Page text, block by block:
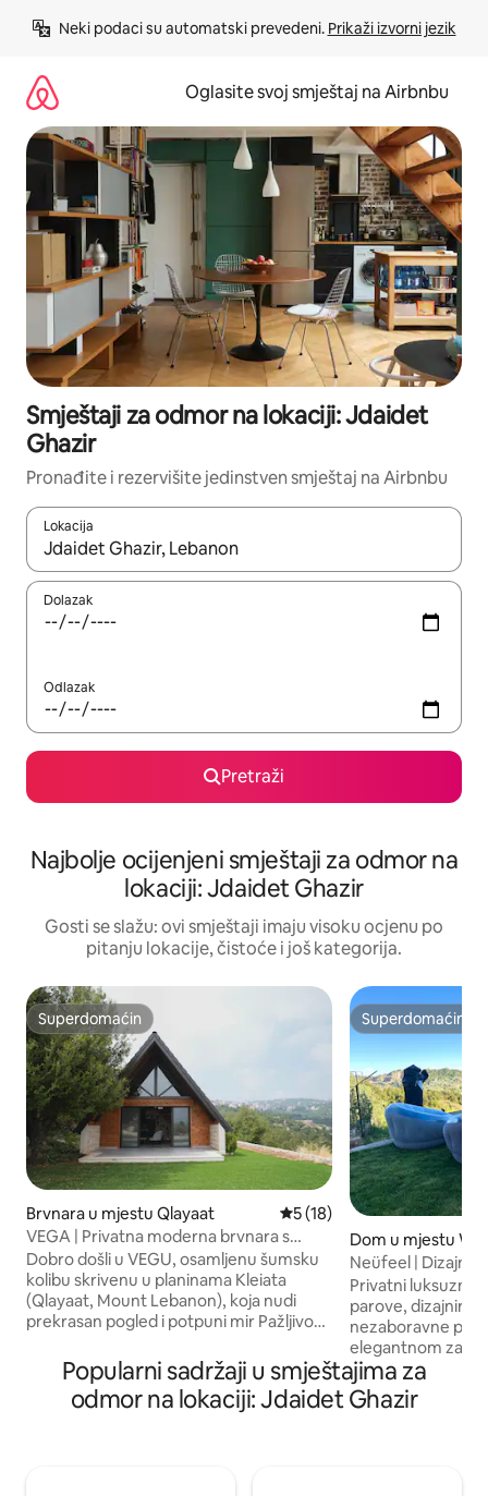
Neki podaci su automatski prevedeni. Prikaži izvorni jezik
Oglasite svoj smještaj na Airbnbu
Smještaji za odmor na lokaciji: Jdaidet
Ghazir
Pronađite i rezervišite jedinstven smještaj na Airbnbu
Lokacija
Kad rezultati budu dostupni, krećite se gore i dolje pomoću
Dolazak
Odlazak
Pretraži
Najbolje ocijenjeni smještaji za odmor na
lokaciji: Jdaidet Ghazir
Gosti se slažu: ovi smještaji imaju visoku ocjenu po
pitanju lokacije, čistoće i još kategorija.
Superdomaćin
Superdomaćin
Brvnara u mjestu Qlayaat Prosječna ocjena: 5 od 5,
5 (18)
VEGA | Privatna moderna brvnara s
panoramskim pogledom
Dobro došli u VEGU, osamljenu šumsku
kolibu skrivenu u planinama Kleiata
(Qlayaat, Mount Lebanon), koja nudi
prekrasan pogled i potpuni mir Pažljivo
Vega je udaljen samo 3 minute od glavne
ulice Kleiat, 25 minuta od skijališta
Faraya/Mzaar i 30 minuta od Bejruta
Superdomaćin
Superdomaćin
Dom u mjestu
Neüfeel |
pogledi
Privatni luksuzni
parove,
nezaboravne
elegantnom
100% privatnom
bazenom,
salonom u
Popularni sadržaji u smještajima za
odmor na lokaciji: Jdaidet Ghazir